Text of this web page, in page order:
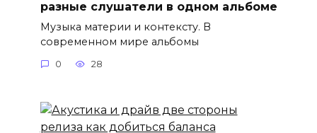
разные слушатели в одном альбоме
Музыка материи и контексту. В
современном мире альбомы
0 28